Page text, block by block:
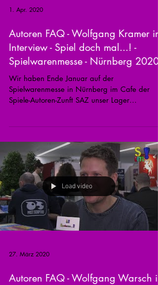
1. Apr. 2020
Autoren FAQ - Wolfgang Kramer im
Interview - Spiel doch mal...! -
Spielwarenmesse - Nürnberg 2020
Wir haben Ende Januar auf der
Spielwarenmesse in Nürnberg im Cafe der
Spiele-Autoren-Zunft SAZ unser Lager
Load video
27. März 2020
Autoren FAQ - Wolfgang Warsch im